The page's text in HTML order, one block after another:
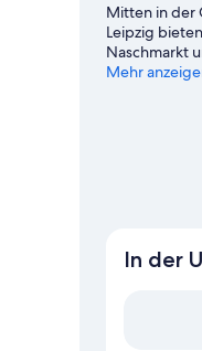
Mitten in der
Leipzig
Naschmarkt
Eine beliebte
Mehr
In der